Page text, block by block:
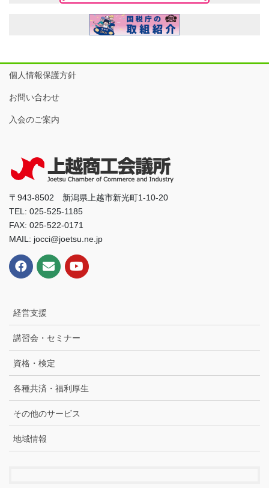
個人情報保護方針
お問い合わせ
入会のご案内
〒943-8502 新潟県上越市新光町1-10-20
TEL: 025-525-1185
FAX: 025-522-0171
MAIL: jocci@joetsu.ne.jp
経営支援
講習会・セミナー
資格・検定
各種共済・福利厚生
その他のサービス
地域情報